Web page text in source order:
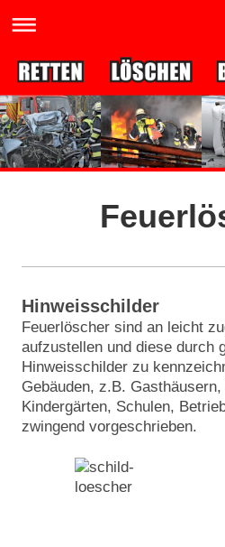
Hinweisschilder
Feuerlöscher sind an leicht
aufzustellen und diese durch
Hinweisschilder zu
Gebäuden, z.B.
Kindergärten, Schulen,
zwingend vorgeschrieben.